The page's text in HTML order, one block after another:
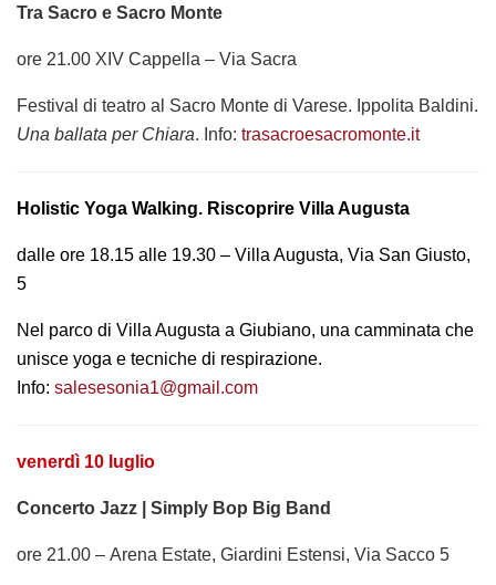
Tra Sacro e Sacro Monte
ore 21.00 XIV Cappella – Via Sacra
Festival di teatro al Sacro Monte di Varese. Ippolita Baldini.
Una ballata per Chiara. Info: trasacroesacromonte.it
Holistic Yoga Walking. Riscoprire Villa Augusta
dalle ore 18.15 alle 19.30 – Villa Augusta, Via San Giusto,
5
Nel parco di Villa Augusta a Giubiano, una camminata che
unisce yoga e tecniche di respirazione.
Info: salesesonia1@gmail.com
venerdì 10 luglio
Concerto Jazz | Simply Bop Big Band
ore 21.00 – Arena Estate, Giardini Estensi, Via Sacco 5